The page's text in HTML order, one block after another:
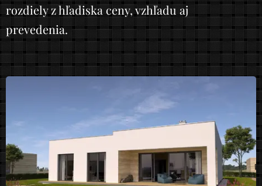
rozdiely z hľadiska ceny, vzhľadu aj
prevedenia.